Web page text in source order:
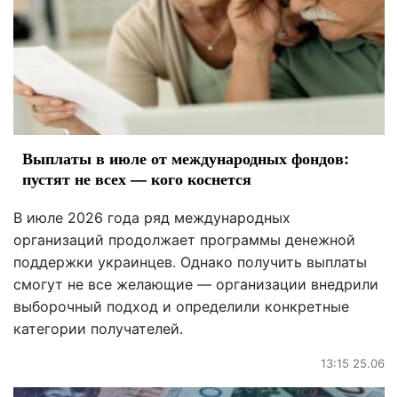
Выплаты в июле от международных фондов:
пустят не всех — кого коснется
В июле 2026 года ряд международных
организаций продолжает программы денежной
поддержки украинцев. Однако получить выплаты
смогут не все желающие — организации внедрили
выборочный подход и определили конкретные
категории получателей.
13:15 25.06